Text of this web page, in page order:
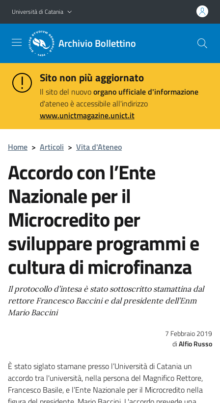
Vai al contenuto principale
Vai al menu di navigazione
Università di Catania
Archivio Bollettino
Sito non più aggiornato
Il sito del nuovoorgano ufficiale d'informazione
d'ateneo è accessibile all'indirizzo
www.unictmagazine.unict.it
Home > Articoli > Vita d'Ateneo
Accordo con l’Ente
Nazionale per il
Microcredito per
sviluppare programmi e
cultura di microfinanza
Il protocollo d’intesa è stato sottoscritto stamattina dal
rettore Francesco Baccini e dal presidente dell’Enm
Mario Baccini
7 Febbraio 2019
Alfio Russo
È stato siglato stamane presso l’Università di Catania un
accordo tra l'università, nella persona del Magnifico Rettore,
Francesco Basile, e l’Ente Nazionale per il Microcredito nella